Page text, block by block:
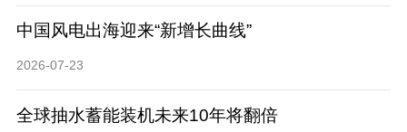
中国风电出海迎来“新增长曲线”
2026-07-23
全球抽水蓄能装机未来10年将翻倍